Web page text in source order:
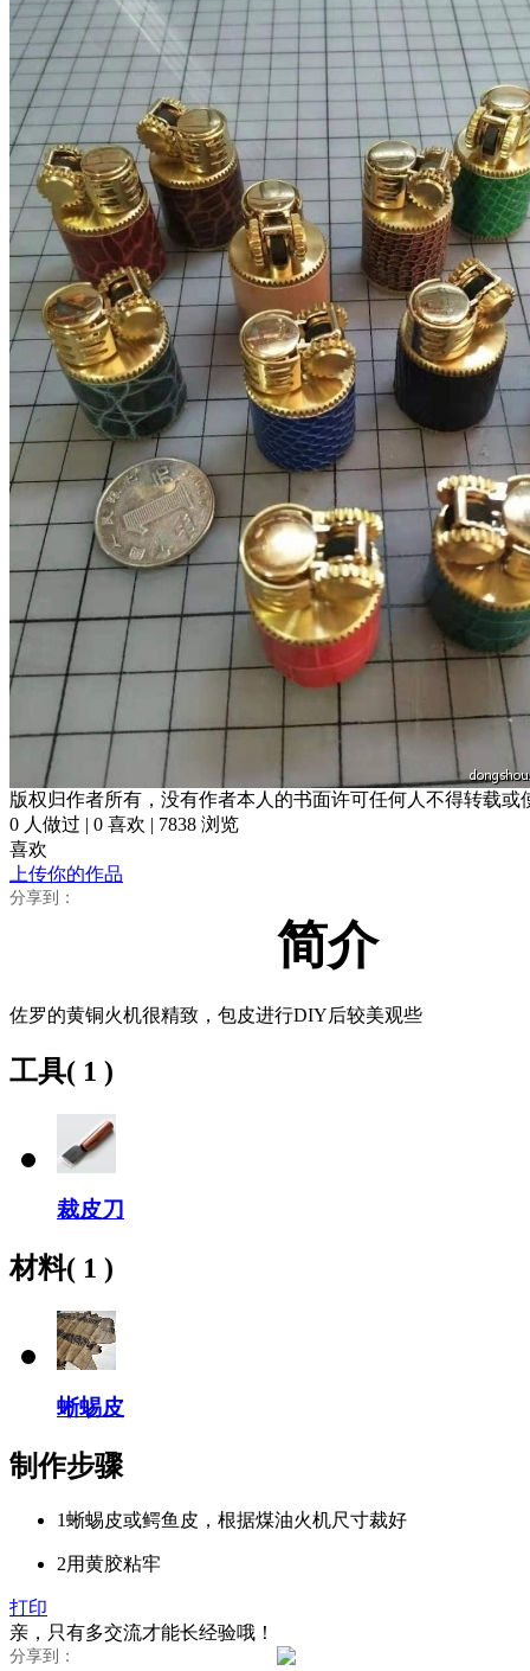
版权归作者所有，没有作者本人的书面许可任何人不得转载或
0 人做过 | 0 喜欢 | 7838 浏览
喜欢
上传你的作品
分享到：
简介
佐罗的黄铜火机很精致，包皮进行DIY后较美观些
工具( 1 )
裁皮刀
材料( 1 )
蜥蜴皮
制作步骤
1蜥蜴皮或鳄鱼皮，根据煤油火机尺寸裁好
2用黄胶粘牢
打印
亲，只有多交流才能长经验哦！
分享到：